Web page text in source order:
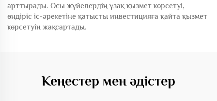
арттырады. Осы жүйелердің ұзақ қызмет көрсетуі,
өндіріс іс-әрекетіне қатысты инвестицияға қайта қызмет
көрсетуін жақсартады.
Кеңестер мен әдістер